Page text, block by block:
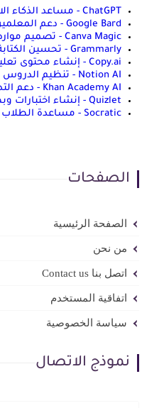
ChatGPT - مساعد الذكاء الاصطناعي للمعلمين
Google Bard - دعم المعلمين في البحث والمحتوى
Canva Magic - تصميم موارد تعليمية بسهولة
Grammarly - تحسين الكتابة الأكاديمية
Copy.ai - إنشاء محتوى تعليمي بالذكاء الاصطناعي
Notion AI - تنظيم الدروس والمهام
Khan Academy AI - دعم التدريس بالذكاء الاصطناعي
Quizlet - إنشاء اختبارات وبطاقات تعليمية ذكية
Socratic - مساعدة الطلاب في حل الواجبات
الصفحات
الصفحة الرئيسية
من نحن
اتصل بنا Contact us
اتفاقية المستخدم
سياسة الخصوصية
نموذج الاتصال